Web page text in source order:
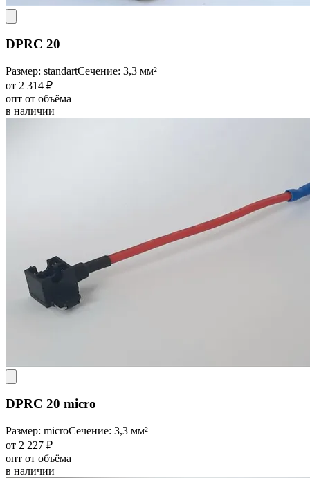
DPRC 20
Размер: standartСечение: 3,3 мм²
от 2 314 ₽
опт от объёма
в наличии
DPRC 20 micro
Размер: microСечение: 3,3 мм²
от 2 227 ₽
опт от объёма
в наличии